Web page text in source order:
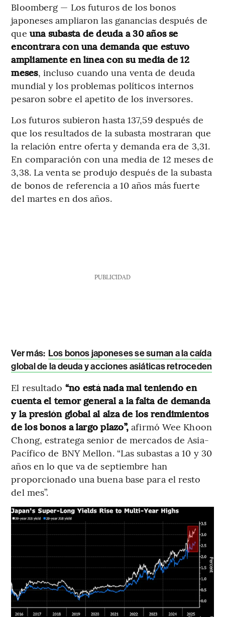
Bloomberg — Los futuros de los bonos
japoneses ampliaron las ganancias después de
que una subasta de deuda a 30 años se
encontrara con una demanda que estuvo
ampliamente en línea con su media de 12
meses, incluso cuando una venta de deuda
mundial y los problemas políticos internos
pesaron sobre el apetito de los inversores.
Los futuros subieron hasta 137,59 después de
que los resultados de la subasta mostraran que
la relación entre oferta y demanda era de 3,31.
En comparación con una media de 12 meses de
3,38. La venta se produjo después de la subasta
de bonos de referencia a 10 años más fuerte
del martes en dos años.
PUBLICIDAD
Ver más: Los bonos japoneses se suman a la caída
global de la deuda y acciones asiáticas retroceden
El resultado “no está nada mal teniendo en
cuenta el temor general a la falta de demanda
y la presión global al alza de los rendimientos
de los bonos a largo plazo”, afirmó Wee Khoon
Chong, estratega senior de mercados de Asia-
Pacífico de BNY Mellon. “Las subastas a 10 y 30
años en lo que va de septiembre han
proporcionado una buena base para el resto
del mes”.